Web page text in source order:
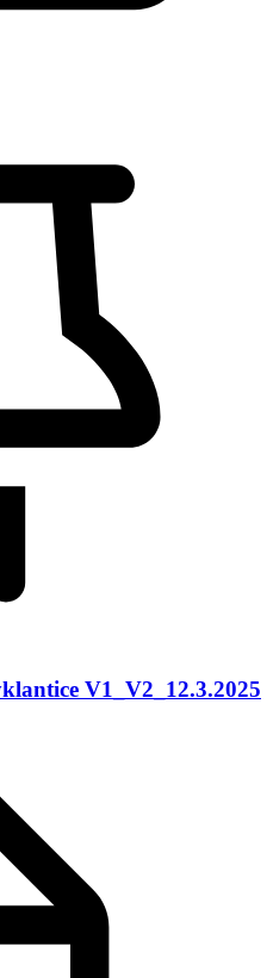
V1_V2_12.3.2025